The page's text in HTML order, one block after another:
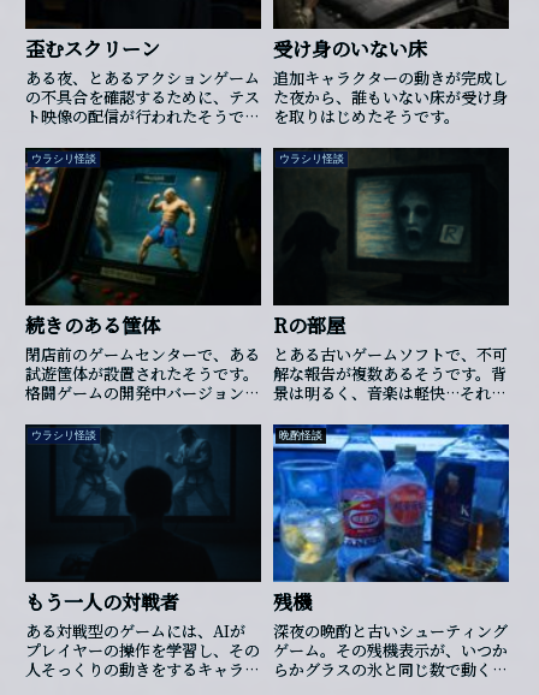
癖”が1つだけあると噂されていま
す。それは「観客に向かって動
く」ということです。ある配信で
は、試合中、カメラが少し斜めに
ずれた瞬間、AIキャラクターが
不意に立ち止まり、画面奥を凝視
するような挙動を見せたそうで
す。相手がいない方向を向いたま
ま、ガードポーズでも構えでも...
歪むスクリーン
ある夜、とあるアクションゲーム
の不具合を確認するために、テス
ト映像の配信が行われたそうで
ちやノイズでは説明できない異変
が映っていました。映像の隅で色
の粒がかすかに盛り上がり、呼吸
をするように膨らんでは沈む。そ
の揺らぎに合わせてキャラクター
の動きも微かに乱れ、ただのパ
フォーマンス低下とは違う感触を
放っていたといいます……。やが
てその噂は広がり、「深夜に映像
を再生すると、必ず同じ箇所で歪
む」と囁かれるようになりまし
た。繰り返し見た者ほど、そこ
に“生き物のような気配”を感じた
そうです。その後、国内の大規模
な開発者会議で予定されていた性
能調整の発表が急に中止されまし
た。会...
受け身のいない床
追加キャラクターの動きが完成し
た夜から、誰もいない床が受け身
を取りはじめたそうです。
ウラシリ怪談
続きのある筐体
閉店前のゲームセンターで、ある
試遊筐体が設置されたそうです。
格闘ゲームの開発中バージョン
体キャラクターひとりだけだった
といいます。奇妙だったのは、そ
の対戦相手のCPUの動きです。
まるで過去の誰かのプレイをなぞ
るように、奇妙に癖のあるジャン
た……。ある常連客はそれを見
て、「これ、自分が昔、家庭用
で延々練習していた動きと同じ
だ」と呟いたそうです。試しに、
昔よくやっていた空振りからの必
殺技を入力すると、CPUは完全
に反応を止め、静止したままにな
ったといいます。その瞬間、画面
ウラシリ怪談
Rの部屋
とある古いゲームソフトで、不可
解な報告が複数あるそうです。背
景は明るく、音楽は軽快…それで
面が反転する瞬間があるそうで
す。その“Ｒ”の文字に触れると、
色彩が反転し、不協和音が生ま
れ、画面内の何かが“こちらを見
ている”ような気配。音楽を消す
と、無音の中から犬のくしゃみ音
が突如鳴り響き、システム全体
が“存在し、生きている”ように錯
覚させると。さらに、ミニゲーム
が終了した後には、ハエを叩く演
出の背後で、枠の中にぼんやり
と“顔”が浮かび上がり、叫び声を
あげるとの証言も。数十年を経た
今も、当時のプレイヤーたちは
ウラシリ怪談
もう一人の対戦者
ある対戦型のゲームには、AIが
プレイヤーの操作を学習し、その
人そっくりの動きをするキャラク
晩酌怪談
残機
深夜の晩酌と古いシューティング
ゲーム。その残機表示が、いつか
らかグラスの氷と同じ数で動くよ